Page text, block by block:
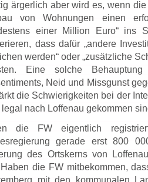
ärgerlich aber wird es, wenn
von Wohnungen einen
einer Million Euro“ ins
dass dafür „andere
werden“ oder „zusätzliche
Eine solche
Neid und Missgunst
die Schwierigkeiten bei der
nach Loffenau gekommen
die FW eigentlich
gerade erst 800
des Ortskerns von
die FW mitbekommen,
mit den kommunalen